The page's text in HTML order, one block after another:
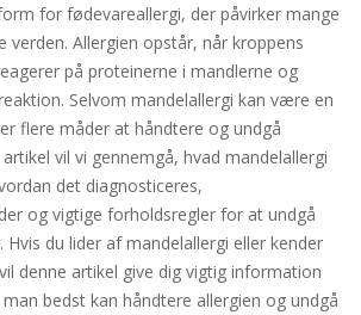
for fødevareallergi, der påvirker mange
verden. Allergien opstår, når kroppens
på proteinerne i mandlerne og
Selvom mandelallergi kan være en
flere måder at håndtere og undgå
vil vi gennemgå, hvad mandelallergi
det diagnosticeres,
og vigtige forholdsregler for at undgå
Hvis du lider af mandelallergi eller kender
denne artikel give dig vigtig information
bedst kan håndtere allergien og undgå